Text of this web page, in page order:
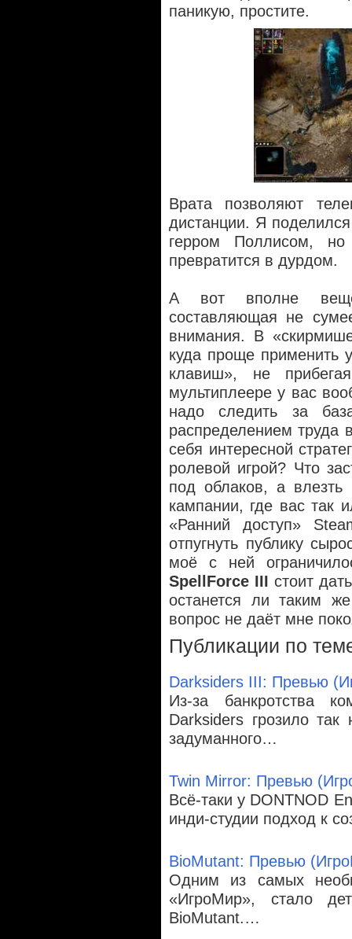
паникую, простите.
Врата позволяют
дистанции. Я
герром Поллисом,
превратится в дурдом.
А вот вполне
составляющая не
внимания. В
куда проще применить
клавиш», не
мультиплеере у вас
надо следить за
распределением труда
себя интересной
ролевой игрой? Что
под облаков, а
кампании, где вас так
«Ранний доступ»
отпугнуть публику
моё с ней
SpellForce III стоит
останется ли таким
вопрос не даёт мне
Публикации по
Darksiders III: Превью
Из-за банкротства
Darksiders грозило так
задуманного…
Twin Mirror: Превью
Всё-таки у DONTNOD
инди-студии подход к
BioMutant: Превью
Одним из самых
«ИгроМир», стало
BioMutant.…